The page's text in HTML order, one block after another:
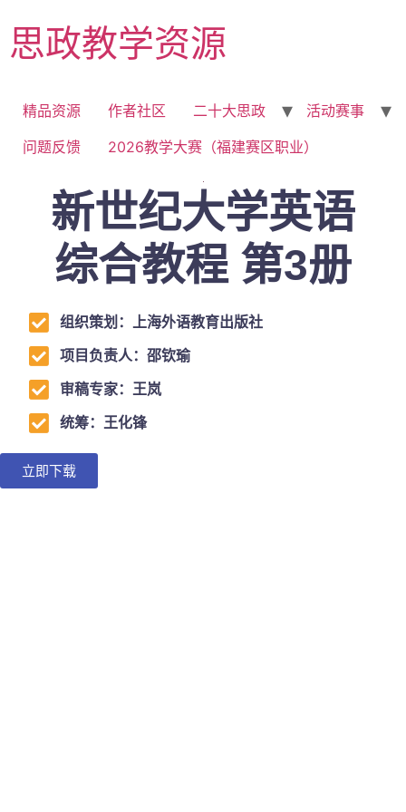
思政教学资源
精品资源 作者社区 二十大思政
活动赛事
问题反馈
2026教学大赛（福建赛区职业）
新世纪大学英语
综合教程 第3册
组织策划：上海外语教育出版社
项目负责人：邵钦瑜
审稿专家：王岚
统筹：王化锋
立即下载